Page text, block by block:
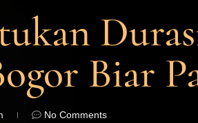
Biar
No Comments